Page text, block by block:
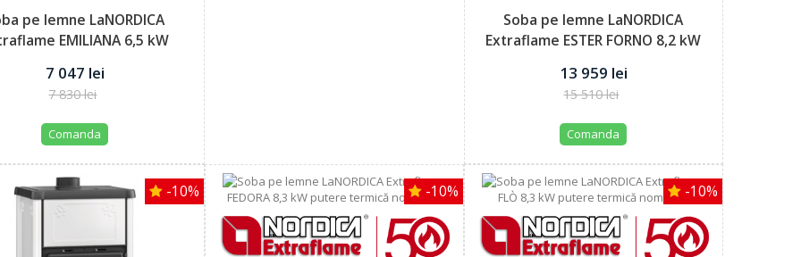
pe lemne LaNORDICA
EMILIANA 6,5 kW
7 047 lei
7 830 lei
Comanda
Soba pe lemne LaNORDICA
Extraflame ESTER FORNO 8,2 kW
13 959 lei
15 510 lei
Comanda
-10% -10% -10%